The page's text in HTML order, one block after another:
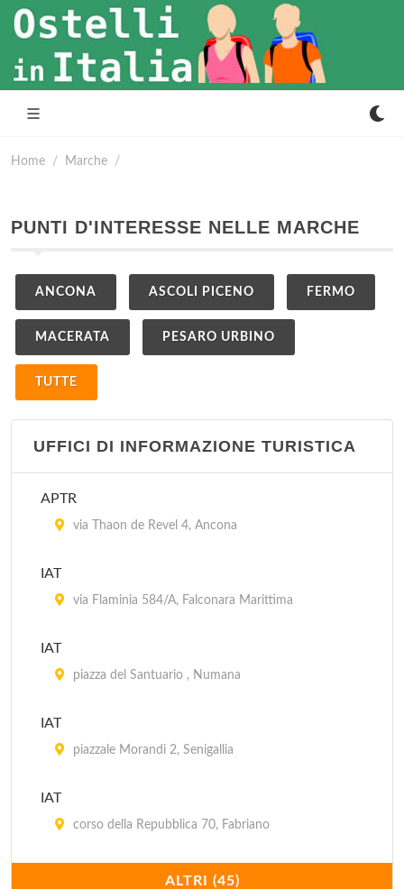
Home Marche
PUNTI D'INTERESSE NELLE MARCHE
ANCONA ASCOLI PICENO FERMO
MACERATA PESARO URBINO
TUTTE
UFFICI DI INFORMAZIONE TURISTICA
APTR
via Thaon de Revel 4, Ancona
IAT
via Flaminia 584/A, Falconara Marittima
IAT
piazza del Santuario , Numana
IAT
piazzale Morandi 2, Senigallia
IAT
corso della Repubblica 70, Fabriano
ALTRI (45)